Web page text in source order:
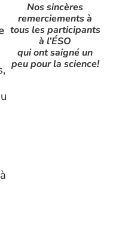
Nos sincères
remerciements à
tous les participants
à l’ÉSO
qui ont saigné un
peu pour la science!